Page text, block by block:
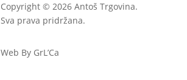
Copyright © 2026 Antoš Trgovina.
Sva prava pridržana.
Web By GrL’Ca